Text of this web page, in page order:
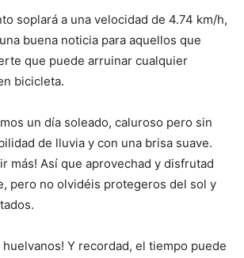
soplará a una velocidad de 4.74 km/h,
buena noticia para aquellos que
que puede arruinar cualquier
bicicleta.
un día soleado, caluroso pero sin
de lluvia y con una brisa suave.
más! Así que aprovechad y disfrutad
pero no olvidéis protegeros del sol y
huelvanos! Y recordad, el tiempo puede